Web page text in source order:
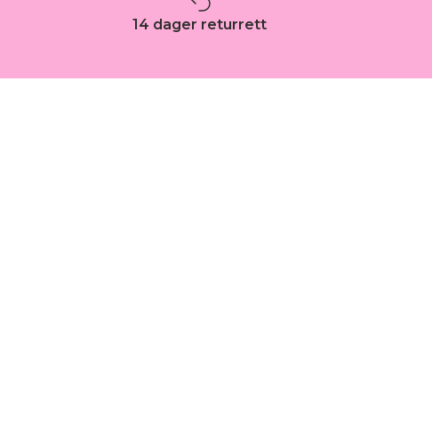
14 dager returrett